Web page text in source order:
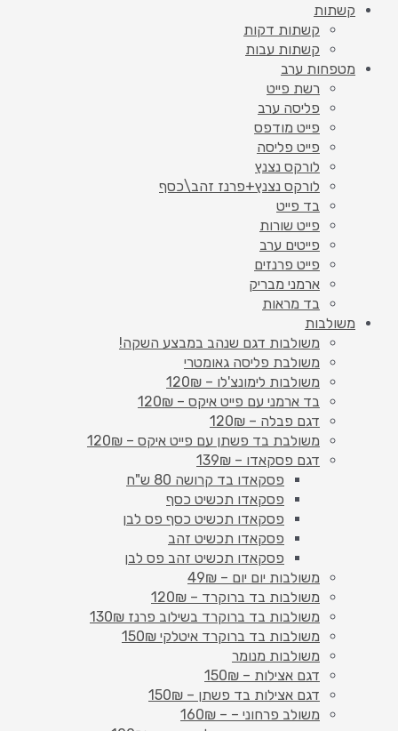
קשתות
קשתות דקות
קשתות עבות
מטפחות ערב
רשת פייט
פליסה ערב
פייט מודפס
פייט פליסה
לורקס נצנץ
לורקס נצנץ+פרנז זהב\כסף
בד פייט
פייט שורות
פייטים ערב
פייט פרנזים
ארמני מבריק
בד מראות
משולבות
משולבות דגם שנהב במבצע השקה!
משולבת פליסה גאומטרי
משולבות לימונצ'לו – 120₪
בד ארמני עם פייט איקס – 120₪
דגם פבלה – 120₪
משולבת בד פשתן עם פייט איקס – 120₪
דגם פסקאדו – 139₪
פסקאדו בד קרושה 80 ש"ח
פסקאדו תכשיט כסף
פסקאדו תכשיט כסף פס לבן
פסקאדו תכשיט זהב
פסקאדו תכשיט זהב פס לבן
משולבות יום יום – 49₪
משולבות בד ברוקרד – 120₪
משולבות בד ברוקרד בשילוב פרנז 130₪
משולבות בד ברוקרד איטלקי 150₪
משולבות מנומר
דגם אצילות – 150₪
דגם אצילות בד פשתן – 150₪
משולב פרחוני – – 160₪